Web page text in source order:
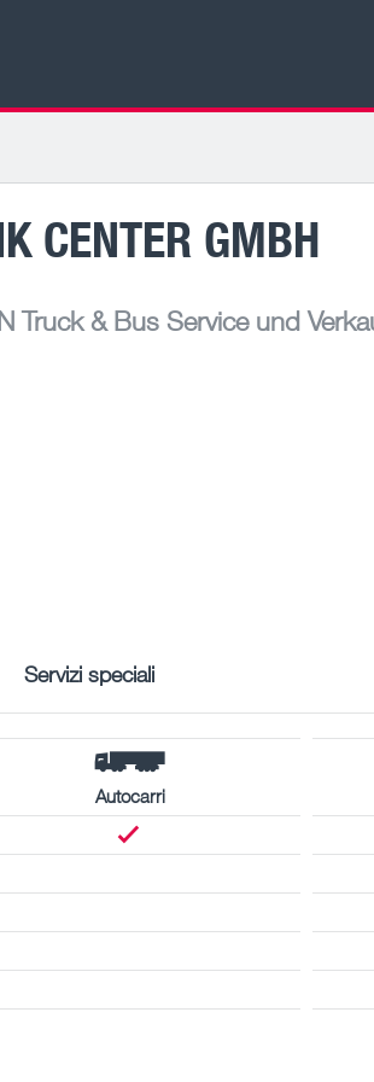
CENTER GMBH
Truck & Bus Service und
Servizi speciali
Autocarri